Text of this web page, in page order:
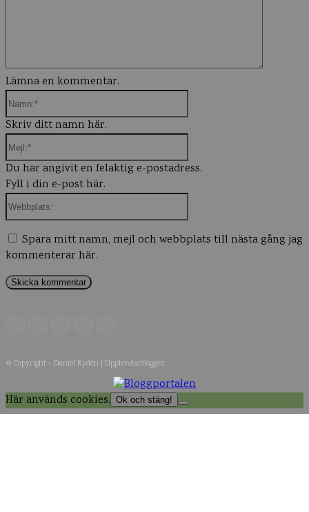
Lämna en kommentar.
Skriv ditt namn här.
Du har angivit en felaktig e-postadress.
Fyll i din e-post här.
Spara mitt namn, mejl och webbplats till nästa gång jag
kommenterar här.
© Copyright - Daniel Rydén | Upplevelsebloggen
Här används cookies. Ok och stäng!